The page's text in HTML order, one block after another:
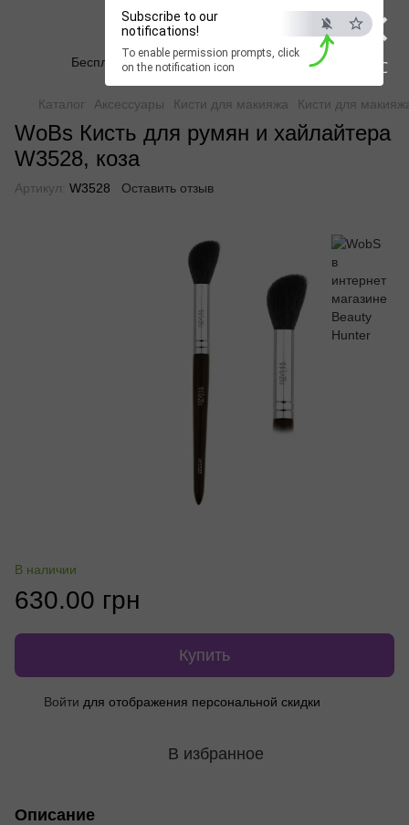
×
ESC
Subscribe to our
notifications!
To enable permission prompts, click
on the notification icon
Beauty Hunter
Бесплатная доставка при заказе от 2500 грн
Каталог Аксессуары Кисти для макияжа Кисти для
WoBs Кисть для румян и хайлайтера
W3528, коза
Артикул: W3528 Оставить отзыв
В наличии
630.00 грн
Купить
Войти для отображения персональной скидки
В избранное
Описание